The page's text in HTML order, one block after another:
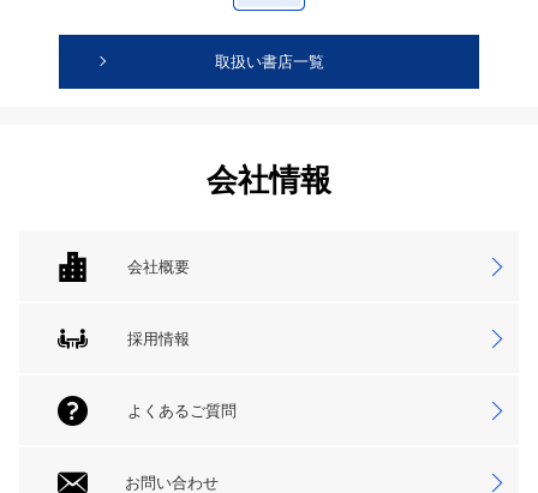
取扱い書店一覧
会社情報
会社概要
採用情報
よくあるご質問
お問い合わせ